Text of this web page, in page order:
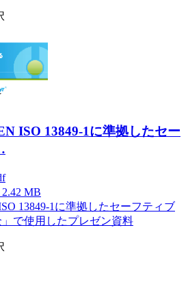
ISO 13849-1に準拠したセー
MB
13849-1に準拠したセーフティブ
で使用したプレゼン資料